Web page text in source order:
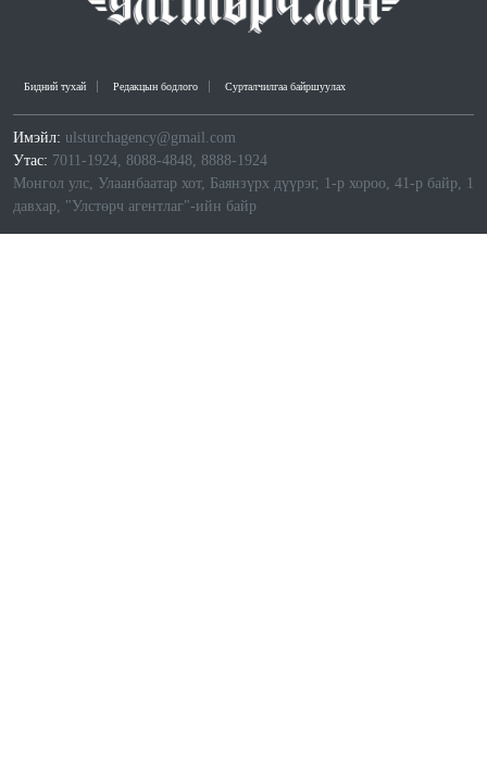
Бидний тухай Редакцын бодлого Сурталчилгаа байршуулах
Имэйл: ulsturchagency@gmail.com
Утас: 7011-1924, 8088-4848, 8888-1924
Монгол улс, Улаанбаатар хот, Баянзүрх дүүрэг, 1-р хороо, 41-р байр, 1
давхар, "Улстөрч агентлаг"-ийн байр